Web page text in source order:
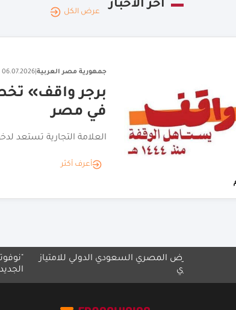
آخر الأخبار
عرض الكل
جمهورية مصر العربية 06.07.2026
في مصر
العلامة التجارية تستعد
أعرف أكثر
السعودي الدولي للامتياز
"نوفوتيل" و"نوفوتيل
الجديدة – لوسيل